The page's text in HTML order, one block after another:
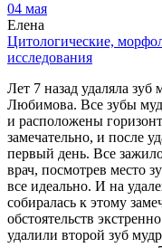
04 мая
Елена
Цитологические,
исследования
Лет 7 назад удаляла
Любимова. Все зубы
и расположены
замечательно, и после
первый день. Все
врач, посмотрев место
все идеально. И на
собиралась к этому
обстоятельств
удалили второй зуб